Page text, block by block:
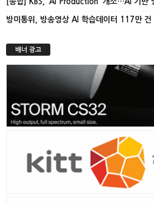
방미통위, 방송영상 AI 학습데이터 117만 건
배너 광고